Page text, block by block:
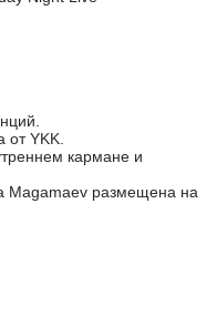
от YKK.
кармане и
Magamaev размещена на